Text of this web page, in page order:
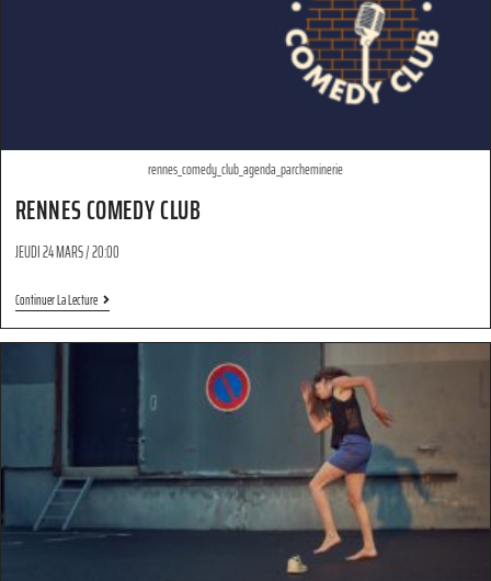
rennes_comedy_club_agenda_parcheminerie
RENNES COMEDY CLUB
JEUDI 24 MARS / 20:00
Continuer La Lecture